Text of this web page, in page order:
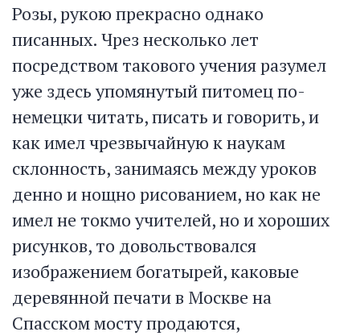
Розы, рукою прекрасно однако
писанных. Чрез несколько лет
посредством такового учения разумел
уже здесь упомянутый питомец по-
немецки читать, писать и говорить, и
как имел чрезвычайную к наукам
склонность, занимаясь между уроков
денно и нощно рисованием, но как не
имел не токмо учителей, но и хороших
рисунков, то довольствовался
изображением богатырей, каковые
деревянной печати в Москве на
Спасском мосту продаются,